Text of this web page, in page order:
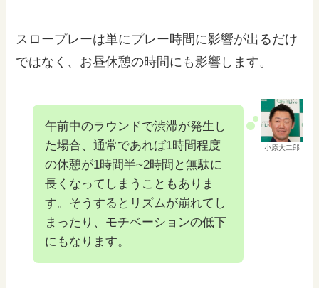
スロープレーは単にプレー時間に影響が出るだけ
ではなく、お昼休憩の時間にも影響します。
小原大二郎
午前中のラウンドで渋滞が発生し
た場合、通常であれば1時間程度
の休憩が1時間半~2時間と無駄に
長くなってしまうこともありま
す。そうするとリズムが崩れてし
まったり、モチベーションの低下
にもなります。